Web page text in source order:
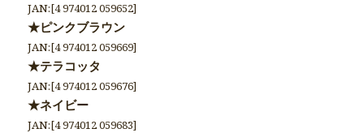
JAN:[4 974012 059652]
★ピンクブラウン
JAN:[4 974012 059669]
★テラコッタ
JAN:[4 974012 059676]
★ネイビー
JAN:[4 974012 059683]